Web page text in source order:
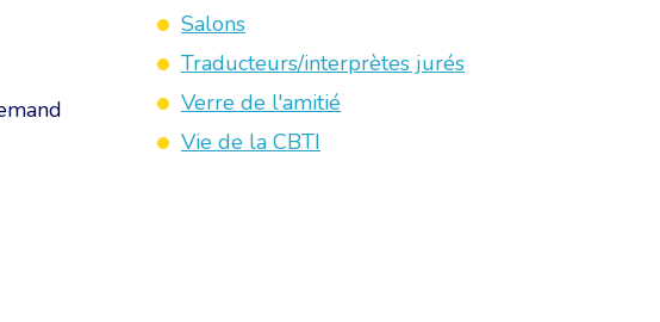
Salons
Traducteurs/interprètes jurés
Verre de l'amitié
Vie de la CBTI